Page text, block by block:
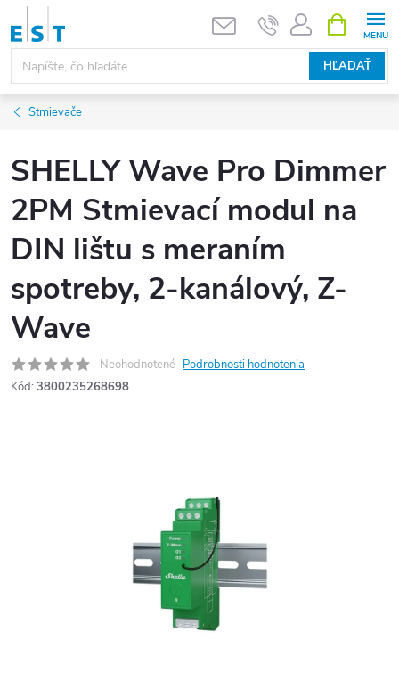
Prejsť
obsah
HĽADAŤ
KOŠÍK
Stmievače
SHELLY Wave Pro Dimmer
2PM Stmievací modul na
DIN lištu s meraním
spotreby, 2-kanálový, Z-
Wave
Neohodnotené Podrobnosti hodnotenia
Kód: 3800235268698